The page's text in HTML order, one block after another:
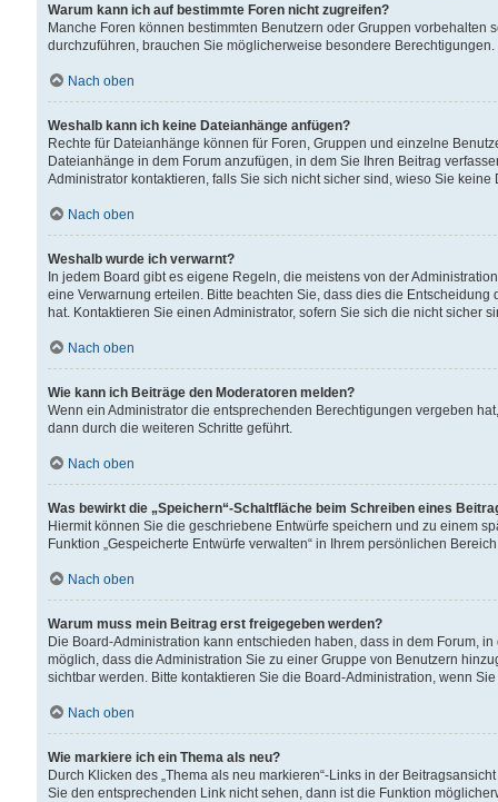
Warum kann ich auf bestimmte Foren nicht zugreifen?
Manche Foren können bestimmten Benutzern oder Gruppen
durchzuführen, brauchen Sie möglicherweise besondere
Nach oben
Weshalb kann ich keine Dateianhänge anfügen?
Rechte für Dateianhänge können für Foren, Gruppen und einzelne
Dateianhänge in dem Forum anzufügen, in dem Sie Ihren Beitrag
Administrator kontaktieren, falls Sie sich nicht sicher sind, wieso Sie
Nach oben
Weshalb wurde ich verwarnt?
In jedem Board gibt es eigene Regeln, die meistens von der
eine Verwarnung erteilen. Bitte beachten Sie, dass dies die
hat. Kontaktieren Sie einen Administrator, sofern Sie sich die nicht sicher
Nach oben
Wie kann ich Beiträge den Moderatoren melden?
Wenn ein Administrator die entsprechenden Berechtigungen vergeben
dann durch die weiteren Schritte geführt.
Nach oben
Was bewirkt die „Speichern“-Schaltfläche beim Schreiben eines
Hiermit können Sie die geschriebene Entwürfe speichern und zu einem
Funktion „Gespeicherte Entwürfe verwalten“ in Ihrem persönlichen
Nach oben
Warum muss mein Beitrag erst freigegeben werden?
Die Board-Administration kann entschieden haben, dass in dem Forum,
möglich, dass die Administration Sie zu einer Gruppe von Benutzern
sichtbar werden. Bitte kontaktieren Sie die Board-Administration, wenn
Nach oben
Wie markiere ich ein Thema als neu?
Durch Klicken des „Thema als neu markieren“-Links in der
Sie den entsprechenden Link nicht sehen, dann ist die Funktion